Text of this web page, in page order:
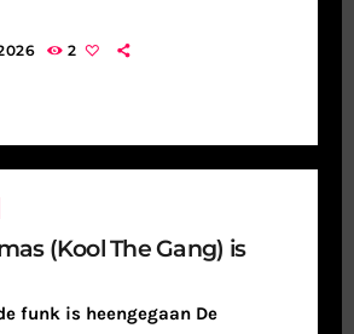
2
The Gang) is
funk is heengegaan De